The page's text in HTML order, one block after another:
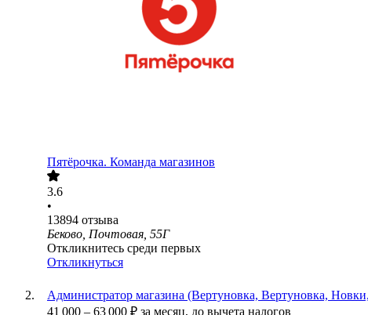
Пятёрочка. Команда магазинов
3.6
•
13894 отзыва
Беково, Почтовая, 55Г
Откликнитесь среди первых
Откликнуться
Администратор магазина (Вертуновка, Вертуновка,
41 000 – 63 000 ₽ за месяц, до вычета налогов